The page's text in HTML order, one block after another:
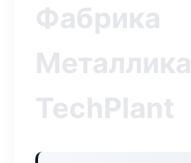
Фабрика
Металлика
TechPlant